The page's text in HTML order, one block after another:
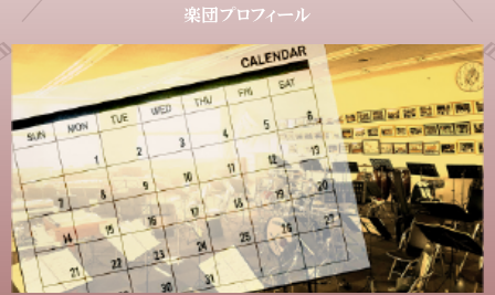
楽団プロフィール